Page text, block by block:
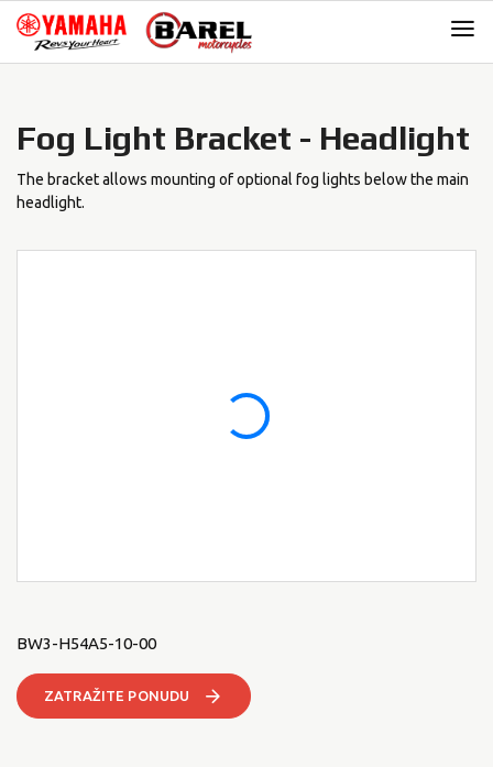
Skip
navigation
Skip
content
Fog Light Bracket - Headlight
The bracket allows mounting of optional fog lights below the main
headlight.
BW3-H54A5-10-00
ZATRAŽITE PONUDU